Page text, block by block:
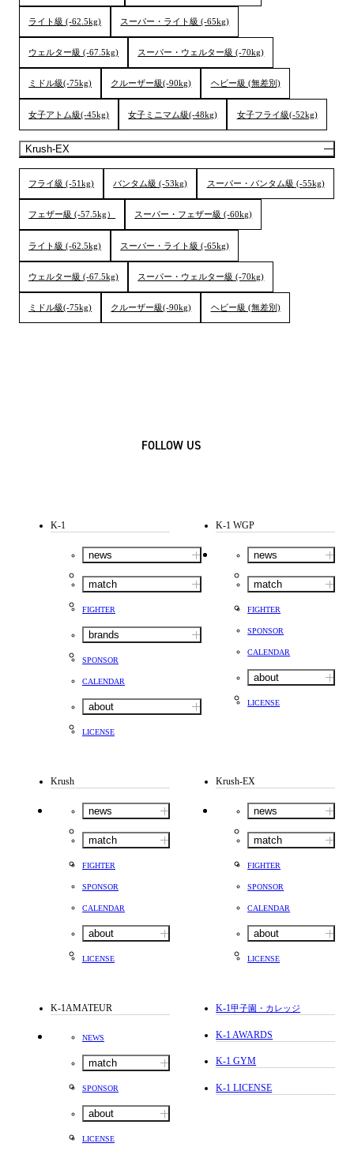
ライト級 (-62.5kg) スーパー・ライト級 (-65kg)
ウェルター級 (-67.5kg) スーパー・ウェルター級 (-70kg)
ミドル級(-75kg) クルーザー級(-90kg) ヘビー級 (無差別)
女子アトム級(-45kg) 女子ミニマム級(-48kg) 女子フライ級(-52kg)
Krush-EX
フライ級 (-51kg) バンタム級 (-53kg) スーパー・バンタム級 (-55kg)
フェザー級 (-57.5kg） スーパー・フェザー級 (-60kg)
ライト級 (-62.5kg) スーパー・ライト級 (-65kg)
ウェルター級 (-67.5kg) スーパー・ウェルター級 (-70kg)
ミドル級(-75kg) クルーザー級(-90kg) ヘビー級 (無差別)
FOLLOW US
K-1
news
match
FIGHTER
brands
SPONSOR
CALENDAR
about
LICENSE
K-1 WGP
news
match
FIGHTER
SPONSOR
CALENDAR
about
LICENSE
Krush
news
match
FIGHTER
SPONSOR
CALENDAR
about
LICENSE
Krush-EX
news
match
FIGHTER
SPONSOR
CALENDAR
about
LICENSE
K-1AMATEUR
NEWS
match
SPONSOR
about
LICENSE
K-1甲子園・カレッジ
K-1 AWARDS
K-1 GYM
K-1 LICENSE